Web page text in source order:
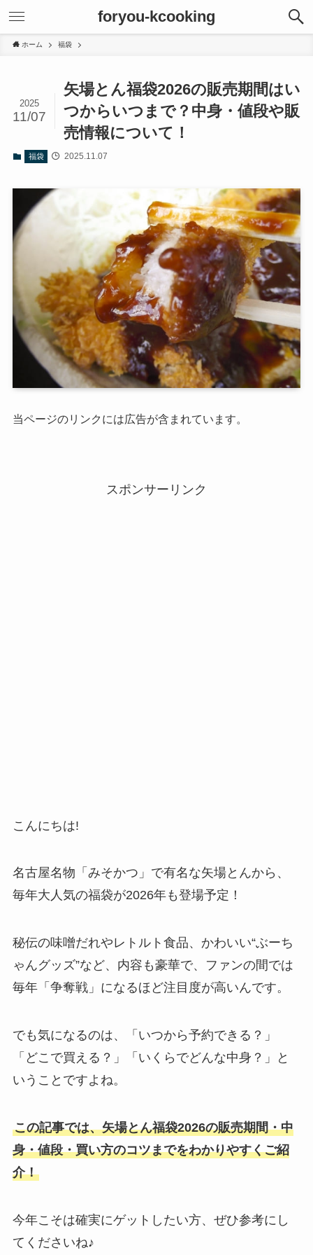
foryou-kcooking
ホーム 福袋
矢場とん福袋2026の販売期間はい
つからいつまで？中身・値段や販
売情報について！
2025
11/07
福袋 2025.11.07
当ページのリンクには広告が含まれています。
スポンサーリンク
こんにちは!
名古屋名物「みそかつ」で有名な矢場とんから、
毎年大人気の福袋が2026年も登場予定！
秘伝の味噌だれやレトルト食品、かわいい“ぶーち
ゃんグッズ”など、内容も豪華で、ファンの間では
毎年「争奪戦」になるほど注目度が高いんです。
でも気になるのは、「いつから予約できる？」
「どこで買える？」「いくらでどんな中身？」と
いうことですよね。
この記事では、矢場とん福袋2026の販売期間・中
身・値段・買い方のコツまでをわかりやすくご紹
介！
今年こそは確実にゲットしたい方、ぜひ参考にし
てくださいね♪